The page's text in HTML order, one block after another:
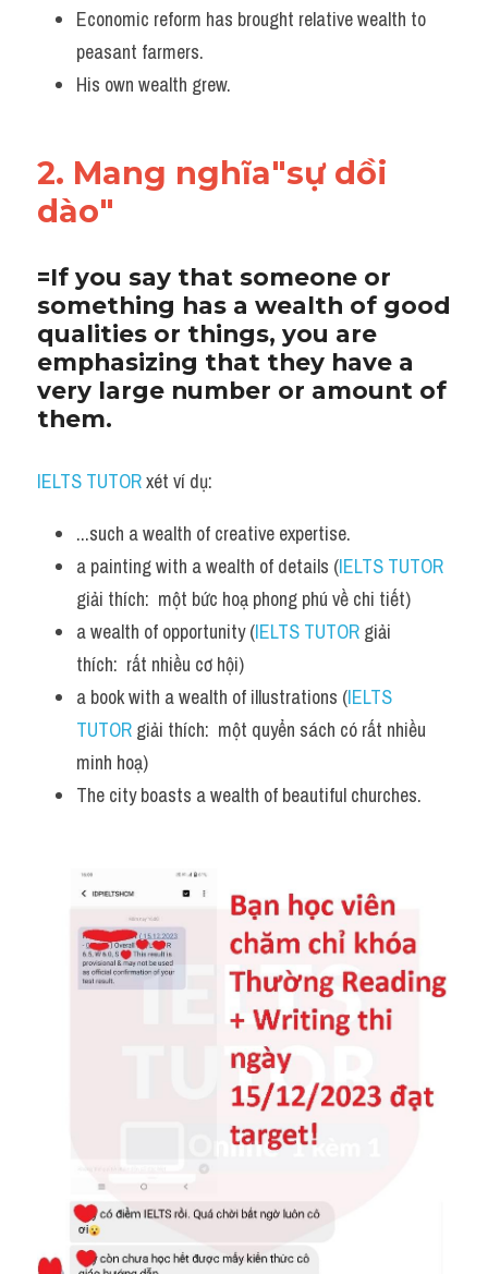
Homepage
Economic reform has brought relative wealth to
peasant farmers.
His own wealth grew.
2. Mang nghĩa"sự dồi
dào"
=If you say that someone or
something has a wealth of good
qualities or things, you are
emphasizing that they have a
very large number or amount of
them.
IELTS TUTOR xét ví dụ:
...such a wealth of creative expertise.
a painting with a wealth of details (IELTS TUTOR
giải thích:  một bức hoạ phong phú về chi tiết)
a wealth of opportunity (IELTS TUTOR giải
thích:  rất nhiều cơ hội)
a book with a wealth of illustrations (IELTS
TUTOR giải thích:  một quyển sách có rất nhiều
minh hoạ)
The city boasts a wealth of beautiful churches.